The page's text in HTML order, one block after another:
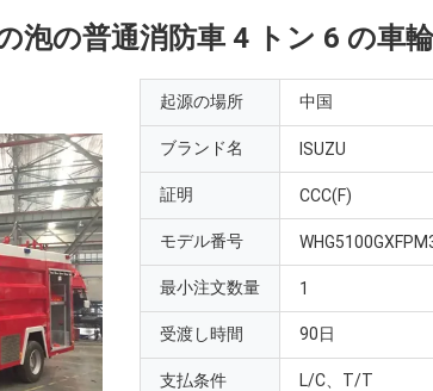
泡の普通消防車 4 トン 6 の車
起源の場所 中国
ブランド名 ISUZU
証明 CCC(F)
モデル番号
最小注文数量 1
受渡し時間 90日
支払条件 L/C、T/T